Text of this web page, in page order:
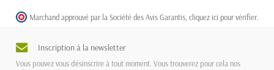
Marchand approuvé par la Société des Avis Garantis, cliquez ici pour vérifier
Inscription à la newsletter
Vous pouvez vous désinscrire à tout moment. Vous trouverez pour cela nos